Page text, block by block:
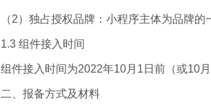
（2）独占授权品牌：小程序主体为品牌
1.3 组件接入时间
组件接入时间为2022年10月1日前（或10
二、报备方式及材料